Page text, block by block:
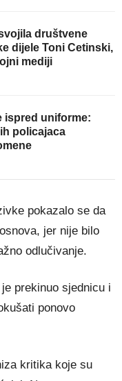
društvene
dijele Toni Cetinski,
mediji
ispred uniforme:
policajaca
pokazalo se da
jer nije bilo
odlučivanje.
prekinuo sjednicu i
ponovo
kritika koje su